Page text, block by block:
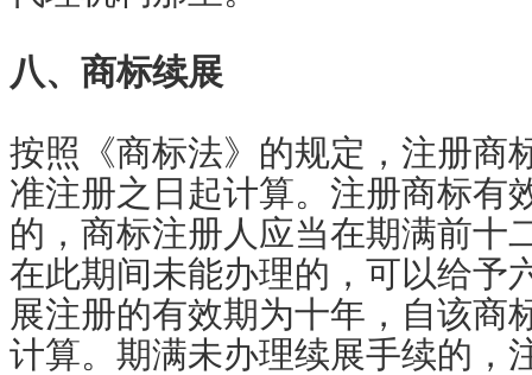
八、商标续展
按照《商标法》的规定，注册商
准注册之日起计算。注册商标有
的，商标注册人应当在期满前十
在此期间未能办理的，可以给予
展注册的有效期为十年，自该商
计算。期满未办理续展手续的，